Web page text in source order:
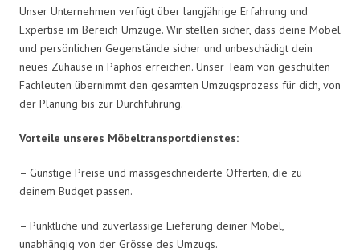
Unser Unternehmen verfügt über langjährige Erfahrung und
Expertise im Bereich Umzüge. Wir stellen sicher, dass deine Möbel
und persönlichen Gegenstände sicher und unbeschädigt dein
neues Zuhause in Paphos erreichen. Unser Team von geschulten
Fachleuten übernimmt den gesamten Umzugsprozess für dich, von
der Planung bis zur Durchführung.
Vorteile unseres Möbeltransportdienstes:
– Günstige Preise und massgeschneiderte Offerten, die zu
deinem Budget passen.
– Pünktliche und zuverlässige Lieferung deiner Möbel,
unabhängig von der Grösse des Umzugs.